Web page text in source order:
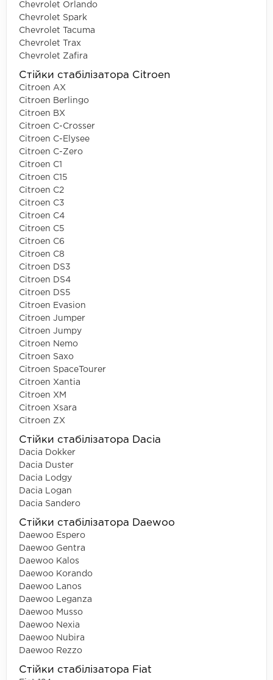
Chevrolet Orlando
Chevrolet Spark
Chevrolet Tacuma
Chevrolet Trax
Chevrolet Zafira
Стійки стабілізатора Citroen
Citroen AX
Citroen Berlingo
Citroen BX
Citroen C-Crosser
Citroen C-Elysee
Citroen C-Zero
Citroen C1
Citroen C15
Citroen C2
Citroen C3
Citroen C4
Citroen C5
Citroen C6
Citroen C8
Citroen DS3
Citroen DS4
Citroen DS5
Citroen Evasion
Citroen Jumper
Citroen Jumpy
Citroen Nemo
Citroen Saxo
Citroen SpaceTourer
Citroen Xantia
Citroen XM
Citroen Xsara
Citroen ZX
Стійки стабілізатора Dacia
Dacia Dokker
Dacia Duster
Dacia Lodgy
Dacia Logan
Dacia Sandero
Стійки стабілізатора Daewoo
Daewoo Espero
Daewoo Gentra
Daewoo Kalos
Daewoo Korando
Daewoo Lanos
Daewoo Leganza
Daewoo Musso
Daewoo Nexia
Daewoo Nubira
Daewoo Rezzo
Стійки стабілізатора Fiat